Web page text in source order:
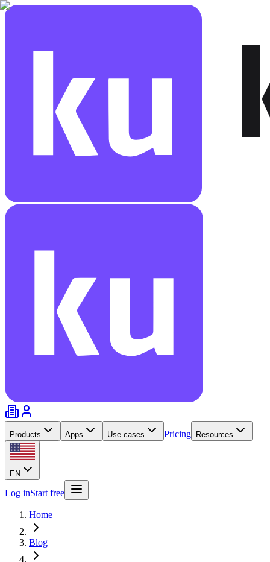
Products Apps Use cases Pricing Resources
EN
Log inStart free
Home
Blog